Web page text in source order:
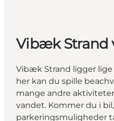
Vibæk Strand
Vibæk Strand ligger
her kan du spille
mange andre
vandet. Kommer du i
parkeringsmuligheder